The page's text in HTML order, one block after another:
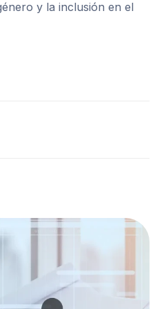
y la inclusión en el